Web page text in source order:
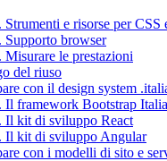
Strumenti e risorse per CSS
Supporto browser
Misurare le prestazioni
del riuso
con il design system
Il framework Bootstrap Italia
Il kit di sviluppo React
Il kit di sviluppo Angular
con i modelli di sito e